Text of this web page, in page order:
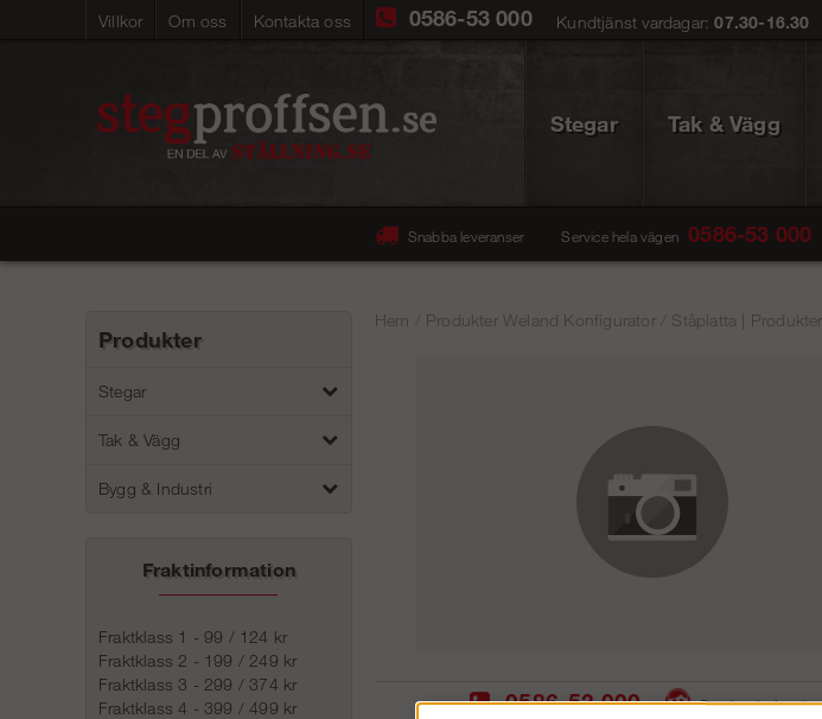
Villkor Om oss Kontakta oss 0586-53 000 Kundtjänst vardagar:07.30-16.30
Stegar Tak & Vägg
Snabba leveranser Service hela vägen 0586-53 000
Produkter
Stegar
Tak & Vägg
Bygg & Industri
Fraktinformation
Fraktklass 1 - 99 / 124 kr
Fraktklass 2 - 199 / 249 kr
Fraktklass 3 - 299 / 374 kr
Fraktklass 4 - 399 / 499 kr
Hem Produkter Weland Konfigurator/ Ståplatta |
0586-53 000
Service hela